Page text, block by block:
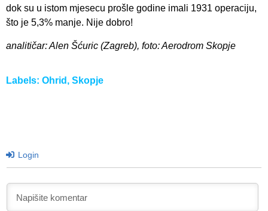
dok su u istom mjesecu prošle godine imali 1931 operaciju,
što je 5,3% manje. Nije dobro!
analitičar: Alen Šćuric (Zagreb), foto: Aerodrom Skopje
Labels: Ohrid , Skopje
Login